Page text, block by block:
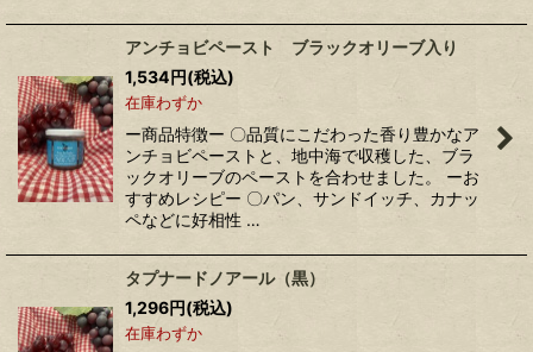
アンチョビペースト ブラックオリーブ入り
1,534円(税込)
在庫わずか
ー商品特徴ー 〇品質にこだわった香り豊かなア
ンチョビペーストと、地中海で収穫した、ブラ
ックオリーブのペーストを合わせました。 ーお
すすめレシピー 〇パン、サンドイッチ、カナッ
ペなどに好相性 …
タプナードノアール（黒）
1,296円(税込)
在庫わずか